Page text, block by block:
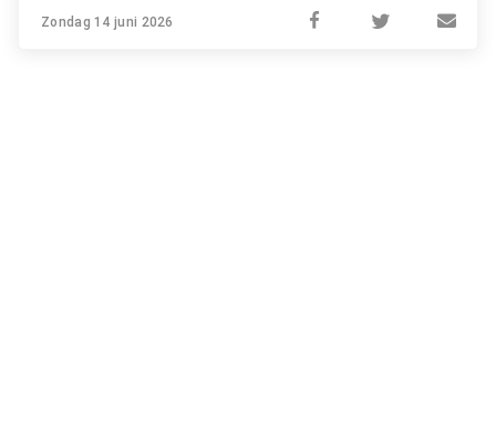
Zondag 14 juni 2026